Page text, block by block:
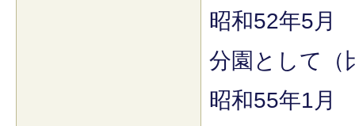
昭和52年5月
分園として（
昭和55年1月